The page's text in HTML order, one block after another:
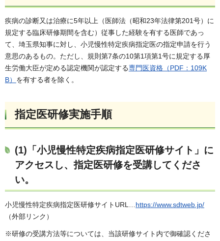
疾病の診断又は治療に5年以上（医師法（昭和23年法律第201号）に
規定する臨床研修期間を含む）従事した経験を有する医師であっ
て、埼玉県知事に対し、小児慢性特定疾病指定医の指定申請を行う
意思のあるもの。ただし、規則第7条の10第1項第1号に規定する厚
生労働大臣が定める認定機関が認定する専門医資格（PDF：109K
B） を有する者を除く。
指定医研修実施手順
(1)「小児慢性特定疾病指定医研修サイト」に
アクセスし、指定医研修を受講してくださ
い。
小児慢性特定疾病指定医研修サイトURL… https://www.sdtweb.jp/
（外部リンク）
※研修の受講方法等については、当該研修サイト内で御確認くださ